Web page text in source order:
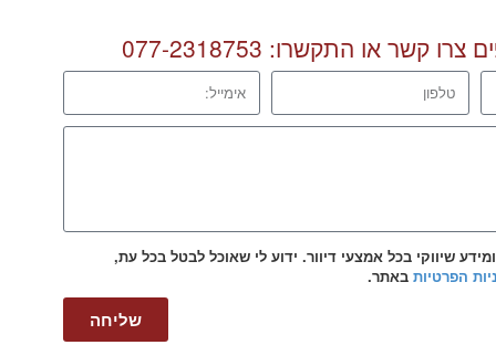
צרו קשר או התקשרו: 077-2318753
שיווקי בכל אמצעי דיוור. ידוע לי שאוכל לבטל בכל עת,
הפרטיות באתר.
שליחה